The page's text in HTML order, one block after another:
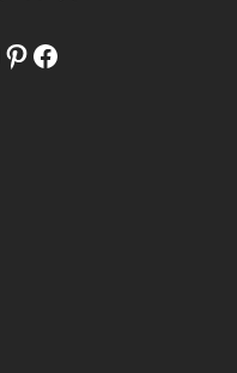
Pinterest Facebook